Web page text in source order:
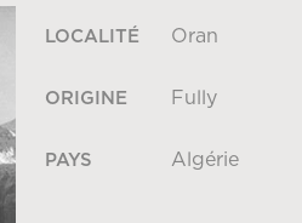
LOCALITÉ Oran
ORIGINE Fully
PAYS Algérie